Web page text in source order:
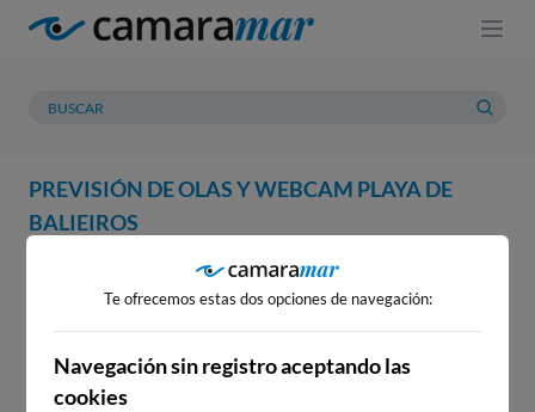
PREVISIÓN DE OLAS Y WEBCAM PLAYA DE
BALIEIROS
PREVISIÓN METEOROLOGÍA
WEBCAM PLAYA DE BALIEIROS
Te ofrecemos estas dos opciones de navegación:
Navegación sin registro aceptando las
cookies